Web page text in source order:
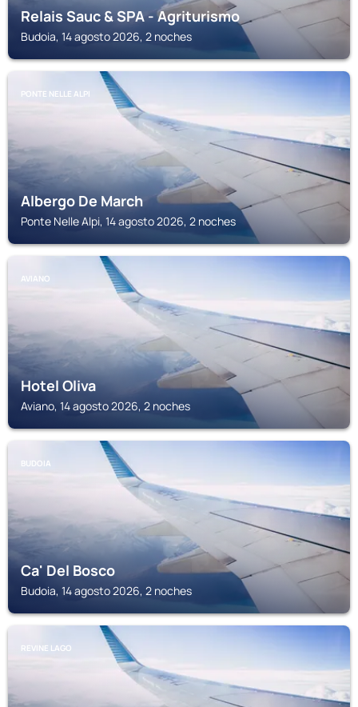
Relais Sauc & SPA - Agriturismo
Budoia, 14 agosto 2026, 2 noches
PONTE NELLE ALPI
Albergo De March
Ponte Nelle Alpi, 14 agosto 2026, 2 noches
AVIANO
Hotel Oliva
Aviano, 14 agosto 2026, 2 noches
BUDOIA
Ca' Del Bosco
Budoia, 14 agosto 2026, 2 noches
REVINE LAGO